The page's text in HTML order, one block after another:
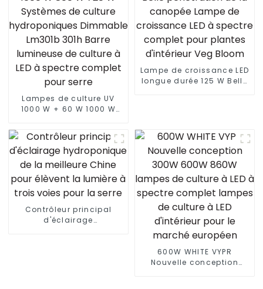
Lampes de culture UV
1000 W + 60 W 1000 W
hydroponiques
Dimmable Lm301b 301h
Barre lumineuse de
culture à LED à spectre
complet pour serre
Lampe de croissance LED
longue durée 125 W Belle
d'intérieur Veg Bloom
Contrôleur principal
d'éclairage
600W WHITE VYPR
Nouvelle conception